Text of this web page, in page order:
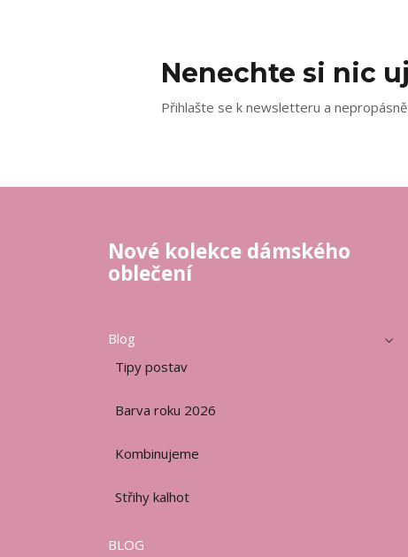
Nenechte si nic
Přihlašte se k newsletteru a
Nové kolekce dámského
oblečení
Blog
Tipy postav
Barva roku 2026
Kombinujeme
Střihy kalhot
BLOG